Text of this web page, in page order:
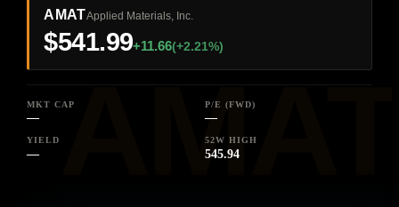
AMATApplied Materials, Inc.
$541.99+11.66(+2.21%)
MKT CAP
—
P/E (FWD)
—
YIELD
—
52W HIGH
545.94